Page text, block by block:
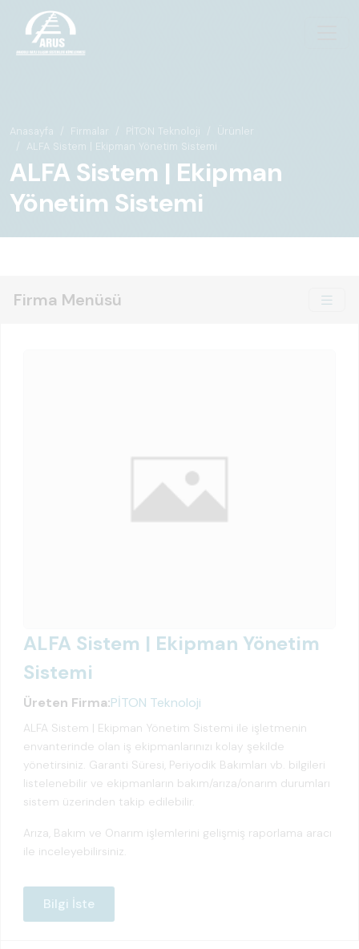
Anasayfa Firmalar PİTON Teknoloji
Ürünler
ALFA Sistem | Ekipman Yönetim Sistemi
ALFA Sistem | Ekipman
Yönetim Sistemi
Firma Menüsü
ALFA Sistem | Ekipman Yönetim
Sistemi
Üreten Firma:PİTON Teknoloji
ALFA Sistem | Ekipman Yönetim Sistemi ile işletmenin
envanterinde olan iş ekipmanlarınızı kolay şekilde
yönetirsiniz. Garanti Süresi, Periyodik Bakımları vb. bilgileri
listelenebilir ve ekipmanların bakım/arıza/onarım durumları
sistem üzerinden takip edilebilir.
Arıza, Bakım ve Onarım işlemlerini gelişmiş raporlama aracı
ile inceleyebilirsiniz.
Bilgi İste